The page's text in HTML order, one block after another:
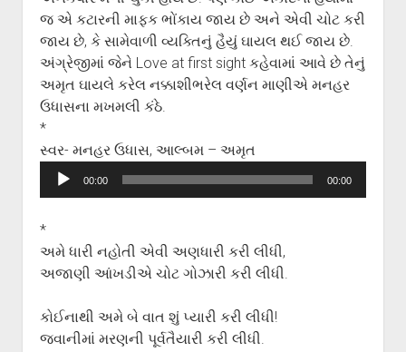
જ એ કટારની માફક ભોંકાય જાય છે અને એવી ચોટ કરી
જાય છે, કે સામેવાળી વ્યક્તિનું હૈયું ઘાયલ થઈ જાય છે.
અંગ્રેજીમાં જેને Love at first sight કહેવામાં આવે છે તેનું
અમૃત ઘાયલે કરેલ નક્કાશીભરેલ વર્ણન માણીએ મનહર
ઉધાસના મખમલી કંઠે.
*
સ્વર- મનહર ઉધાસ, આલ્બમ – અમૃત
Audio
00:00 00:00
*
અમે ધારી નહોતી એવી અણધારી કરી લીધી,
અજાણી આંખડીએ ચોટ ગોઝારી કરી લીધી.
કોઈનાથી અમે બે વાત શું પ્યારી કરી લીધી!
જવાનીમાં મરણની પૂર્વતૈયારી કરી લીધી.